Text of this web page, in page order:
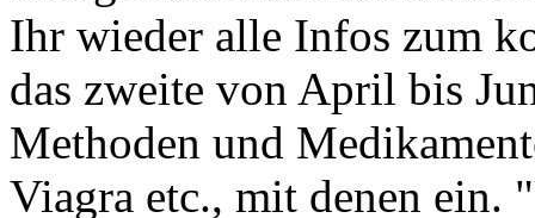
Ihr wieder alle Infos zum
das zweite von April bis
Methoden und
Viagra etc., mit denen ein.